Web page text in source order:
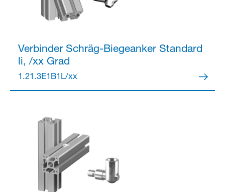
VerbinderSchräg-Biegeanker Standard
li, /xx Grad
1.21.3E1B1L/xx